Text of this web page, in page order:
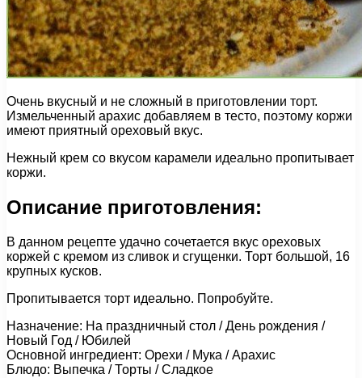
Очень вкусный и не сложный в приготовлении торт.
Измельченный арахис добавляем в тесто, поэтому коржи
имеют приятный ореховый вкус.
Нежный крем со вкусом карамели идеально пропитывает
коржи.
Описание приготовления:
В данном рецепте удачно сочетается вкус ореховых
коржей с кремом из сливок и сгущенки. Торт большой, 16
крупных кусков.
Пропитывается торт идеально. Попробуйте.
Назначение: На праздничный стол / День рождения /
Новый Год / Юбилей
Основной ингредиент: Орехи / Мука / Арахис
Блюдо: Выпечка / Торты / Сладкое